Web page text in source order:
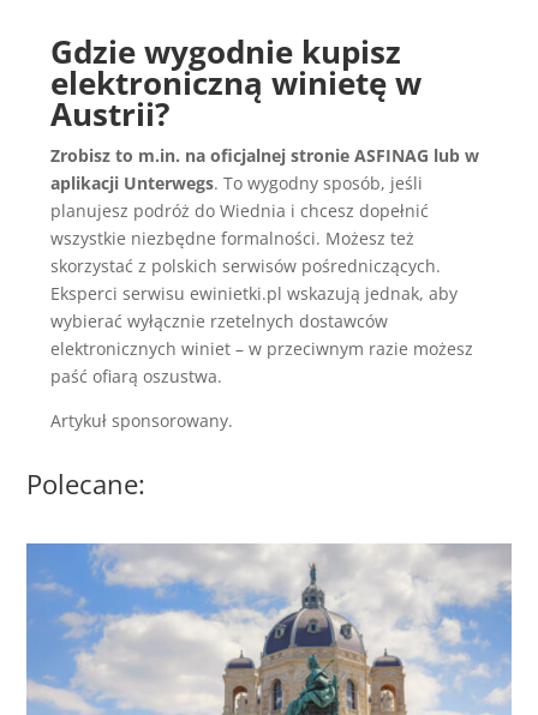
Gdzie wygodnie kupisz
elektroniczną winietę w
Austrii?
Zrobisz to m.in. na oficjalnej stronie ASFINAG lub w
aplikacji Unterwegs. To wygodny sposób, jeśli
planujesz podróż do Wiednia i chcesz dopełnić
wszystkie niezbędne formalności. Możesz też
skorzystać z polskich serwisów pośredniczących.
Eksperci serwisu ewinietki.pl wskazują jednak, aby
wybierać wyłącznie rzetelnych dostawców
elektronicznych winiet – w przeciwnym razie możesz
paść ofiarą oszustwa.
Artykuł sponsorowany.
Polecane: